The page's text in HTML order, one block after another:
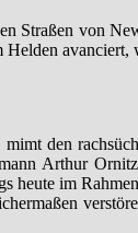
Straßen von
den
Arthur
heute im